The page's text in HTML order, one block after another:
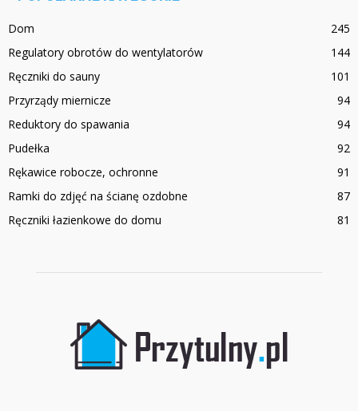
Dom
245
Regulatory obrotów do wentylatorów
144
Ręczniki do sauny
101
Przyrządy miernicze
94
Reduktory do spawania
94
Pudełka
92
Rękawice robocze, ochronne
91
Ramki do zdjęć na ścianę ozdobne
87
Ręczniki łazienkowe do domu
81